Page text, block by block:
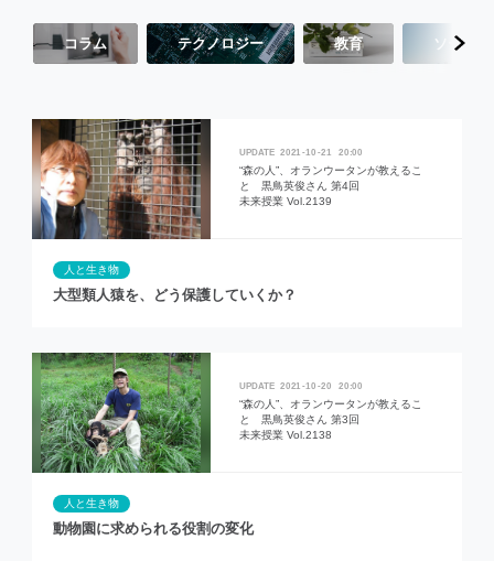
コラム テクノロジー 教育 ソーシャ
2021 10 21 20:00
“森の人”、オランウータンが教えるこ
と 黒鳥英俊さん 第4回
未来授業 Vol.2139
人と生き物
大型類人猿を、どう保護していくか？
2021 10 20 20:00
“森の人”、オランウータンが教えるこ
と 黒鳥英俊さん 第3回
未来授業 Vol.2138
人と生き物
動物園に求められる役割の変化